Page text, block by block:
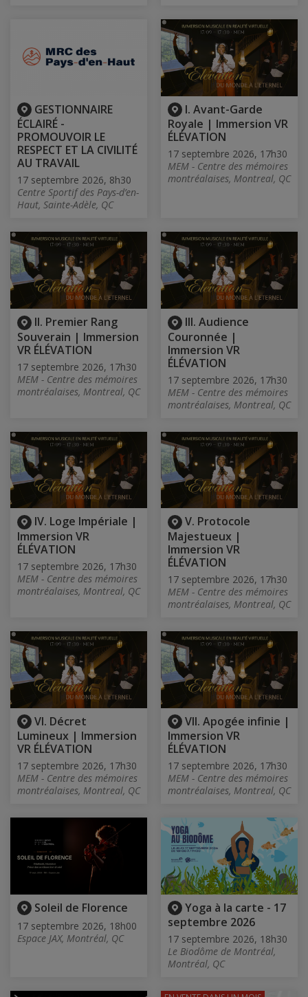
GESTIONNAIRE
ÉCLAIRÉ -
PROMOUVOIR LE
RESPECT ET LA CIVILITÉ
AU TRAVAIL
17 septembre 2026, 8h30
Centre Sportif des Pays-d’en-
Haut, Sainte-Adèle, QC
I. Avant-Garde
Royale | Immersion VR
ÉLÉVATION
17 septembre 2026, 17h30
MEM - Centre des mémoires
montréalaises, Montreal, QC
II. Premier Rang
Souverain | Immersion
VR ÉLÉVATION
17 septembre 2026, 17h30
MEM - Centre des mémoires
montréalaises, Montreal, QC
III. Audience
Couronnée |
Immersion VR
ÉLÉVATION
17 septembre 2026, 17h30
MEM - Centre des mémoires
montréalaises, Montreal, QC
IV. Loge Impériale |
Immersion VR
ÉLÉVATION
17 septembre 2026, 17h30
MEM - Centre des mémoires
montréalaises, Montreal, QC
V. Protocole
Majestueux |
Immersion VR
ÉLÉVATION
17 septembre 2026, 17h30
MEM - Centre des mémoires
montréalaises, Montreal, QC
VI. Décret
Lumineux | Immersion
VR ÉLÉVATION
17 septembre 2026, 17h30
MEM - Centre des mémoires
montréalaises, Montreal, QC
VII. Apogée infinie |
Immersion VR
ÉLÉVATION
17 septembre 2026, 17h30
MEM - Centre des mémoires
montréalaises, Montreal, QC
Soleil de Florence
17 septembre 2026, 18h00
Espace JAX, Montréal, QC
Yoga à la carte - 17
septembre 2026
17 septembre 2026, 18h30
Le Biodôme de Montréal,
Montréal, QC